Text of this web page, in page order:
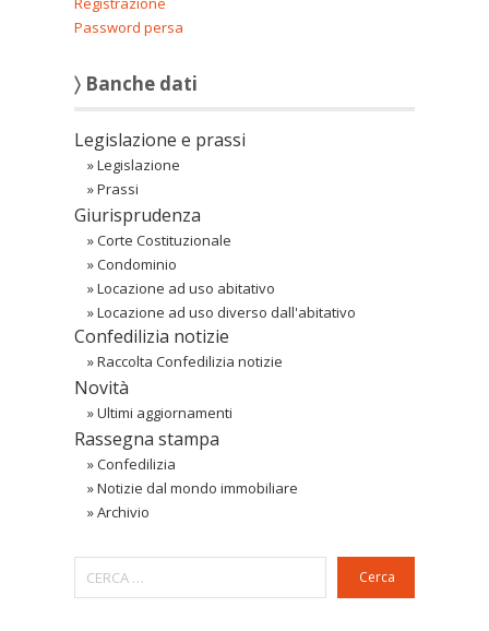
Password persa
〉 Banche dati
Legislazione e prassi
»Legislazione
»Prassi
Giurisprudenza
»Corte Costituzionale
»Condominio
»Locazione ad uso abitativo
»Locazione ad uso diverso dall'abitativo
Confedilizia notizie
»Raccolta Confedilizia notizie
Novità
»Ultimi aggiornamenti
Rassegna stampa
»Confedilizia
»Notizie dal mondo immobiliare
»Archivio
Cerca